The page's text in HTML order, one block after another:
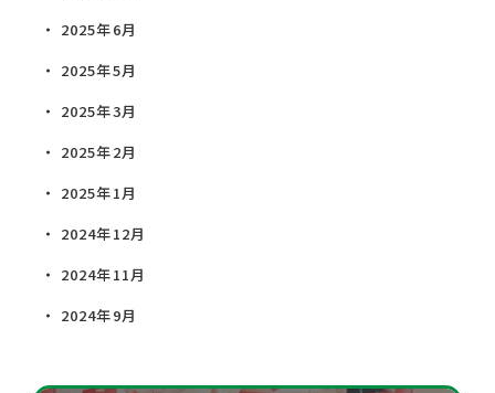
2025年6月
2025年5月
2025年3月
2025年2月
2025年1月
2024年12月
2024年11月
2024年9月